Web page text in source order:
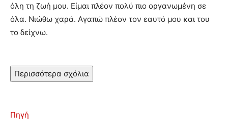
όλη τη ζωή μου. Είμαι πλέον πολύ πιο οργανωμένη σε
όλα. Νιώθω χαρά. Αγαπώ πλέον τον εαυτό μου και του
το δείχνω.
Περισσότερα σχόλια
Πηγή